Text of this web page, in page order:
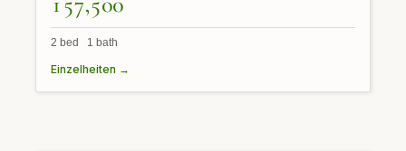
2 bed 1 bath
Einzelheiten →